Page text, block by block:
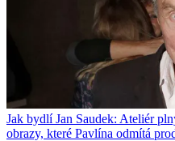
Jak bydlí Jan Saudek: Ateliér
obrazy, které Pavlína odmítá